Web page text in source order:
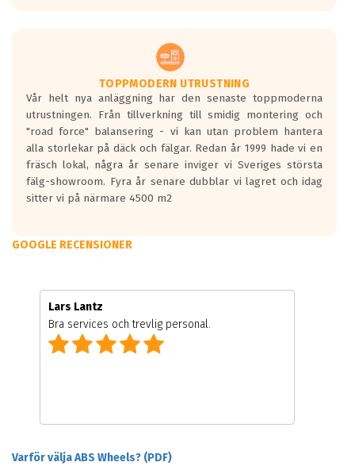
TOPPMODERN UTRUSTNING
Vår helt nya anläggning har den senaste toppmoderna
utrustningen. Från tillverkning till smidig montering och
"road force" balansering - vi kan utan problem hantera
alla storlekar på däck och fälgar. Redan år 1999 hade vi en
fräsch lokal, några år senare inviger vi Sveriges största
fälg-showroom. Fyra år senare dubblar vi lagret och idag
sitter vi på närmare 4500 m2
GOOGLE RECENSIONER
Lars Lantz
Bra services och trevlig personal.
Varför välja ABS Wheels? (PDF)